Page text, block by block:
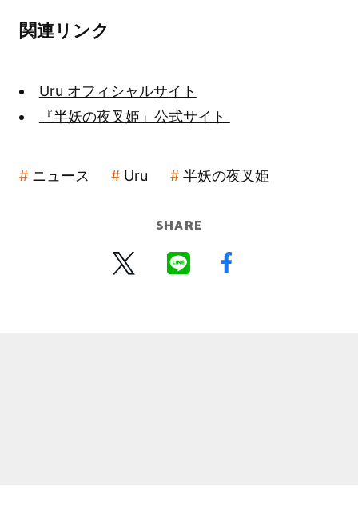
関連リンク
Uru オフィシャルサイト
『半妖の夜叉姫」公式サイト
ニュース Uru 半妖の夜叉姫
SHARE